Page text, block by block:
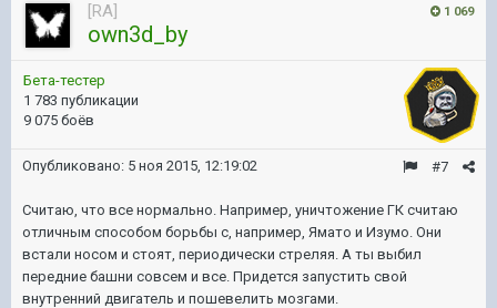
1 069
[RA]
own3d_by
Бета-тестер
1 783 публикации
9 075 боёв
#7
Опубликовано: 5 ноя 2015, 12:19:02
Считаю, что все нормально. Например, уничтожение ГК считаю
отличным способом борьбы с, например, Ямато и Изумо. Они
встали носом и стоят, периодически стреляя. А ты выбил
передние башни совсем и все. Придется запустить свой
внутренний двигатель и пошевелить мозгами.